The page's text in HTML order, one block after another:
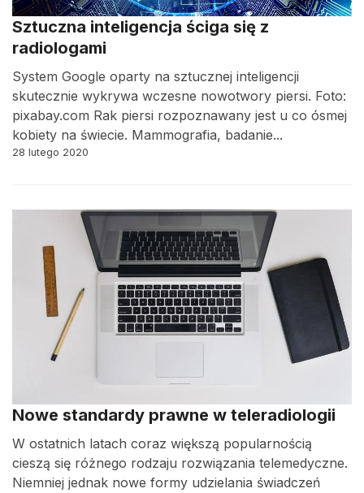
Sztuczna inteligencja ściga się z
radiologami
System Google oparty na sztucznej inteligencji
skutecznie wykrywa wczesne nowotwory piersi. Foto:
pixabay.com Rak piersi rozpoznawany jest u co ósmej
kobiety na świecie. Mammografia, badanie...
28 lutego 2020
Nowe standardy prawne w teleradiologii
W ostatnich latach coraz większą popularnością
cieszą się różnego rodzaju rozwiązania telemedyczne.
Niemniej jednak nowe formy udzielania świadczeń